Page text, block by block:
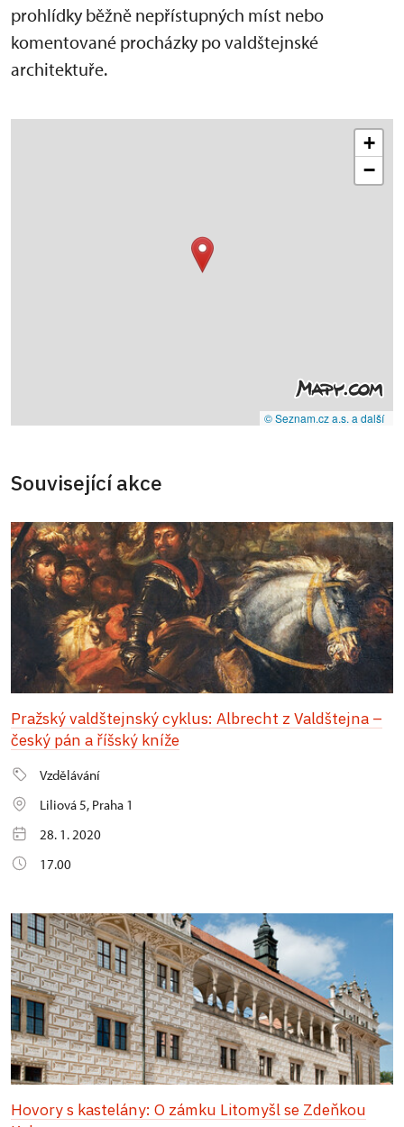
prohlídky běžně nepřístupných míst nebo
komentované procházky po valdštejnské
architektuře.
+
−
© Seznam.cz a.s. a další
Související akce
Pražský valdštejnský cyklus: Albrecht z Valdštejna –
český pán a říšský kníže
Vzdělávání
Liliová 5, Praha 1
28. 1. 2020
17.00
Hovory s kastelány: O zámku Litomyšl se Zdeňkou